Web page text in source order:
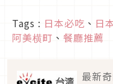
Tags : 日本必吃 、 日
阿美横町 、 餐廳推薦
最新